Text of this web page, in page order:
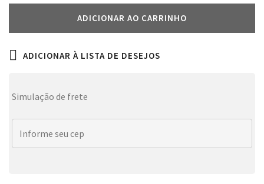
ADICIONAR AO CARRINHO
ADICIONAR À LISTA DE DESEJOS
Simulação de frete